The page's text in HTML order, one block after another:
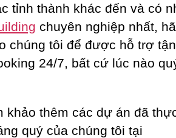
tỉnh thành khác đến và có
chuyên nghiệp nhất,
chúng tôi để được hỗ trợ
24/7, bất cứ lúc nào
khảo thêm các dự án đã
quý của chúng tôi tại